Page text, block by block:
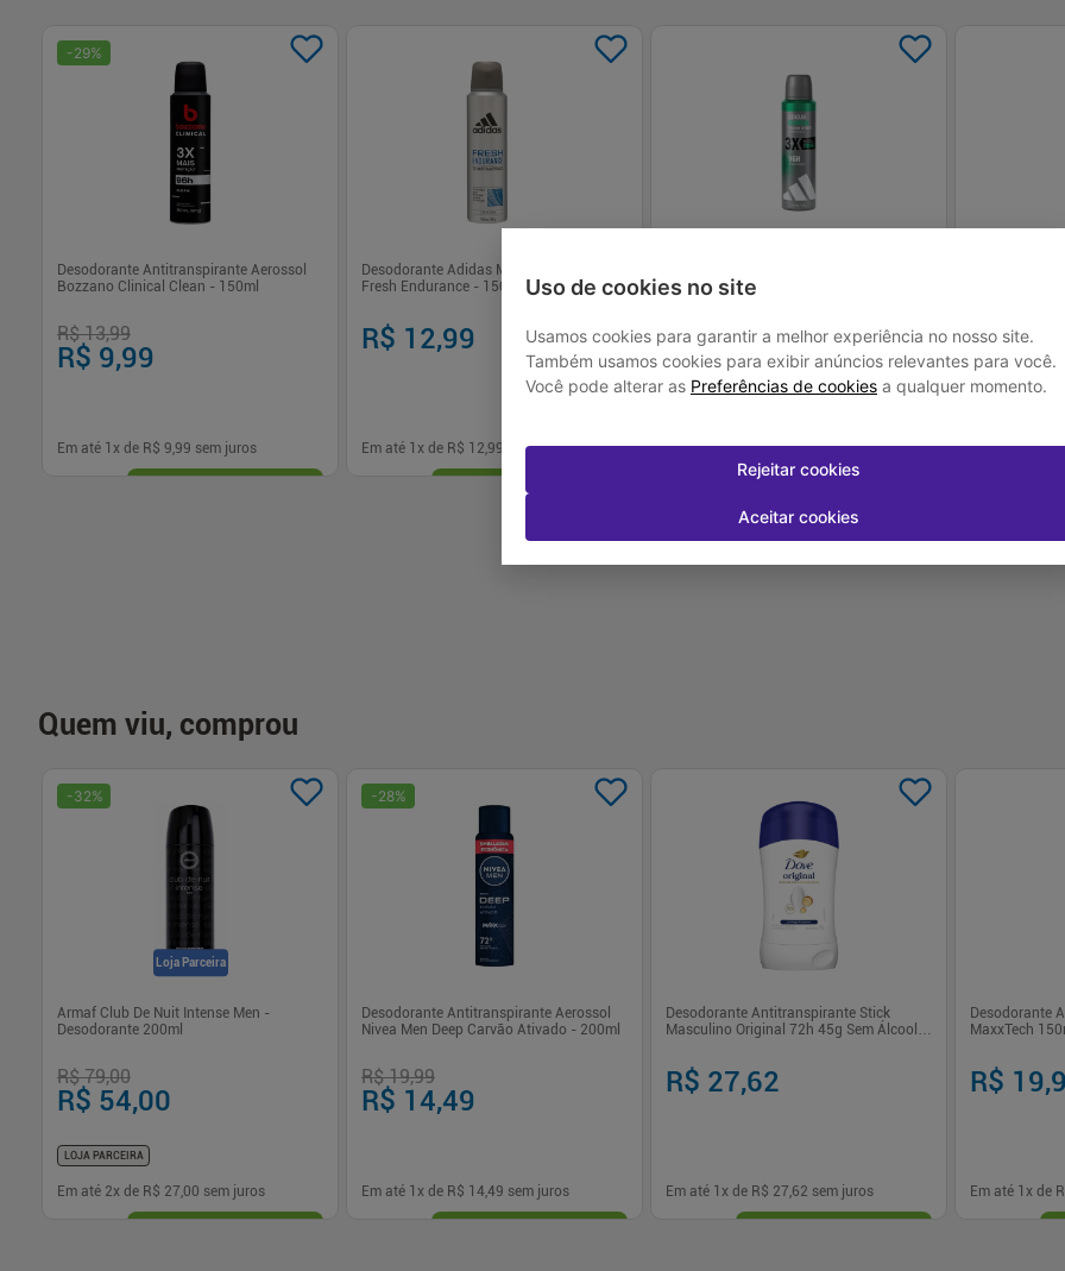
Uso de cookies no site
Usamos cookies para garantir a melhor experiência no nosso site.
Também usamos cookies para exibir anúncios relevantes para você.
Você pode alterar as Preferências de cookies a qualquer momento.
Rejeitar cookies
Aceitar cookies
-29%
Desodorante Antitranspirante Aerossol
Bozzano Clinical Clean - 150ml
R$ 13,99
R$ 9,99
Em até 1 x de R$ 9,99 sem juros
Desodorante Adidas Masculino Aerossol
Fresh Endurance - 150ml
R$ 12,99
Em até 1 x de R$ 12,99 sem juros
Comprar
Fresh Adidas Clinical Friction Defense -
R$ 18,99
Em até1x de R$ 18,99sem juros
Desodorante
Spice
R$
Em até1x de
Quem viu, comprou
Loja Parceira
-32%
Armaf Club De Nuit Intense Men -
Desodorante 200ml
R$ 79,00
R$ 54,00
LOJA PARCEIRA
Em até 2x de R$ 27,00 sem juros
-28%
Desodorante Antitranspirante Aerossol
Nivea Men Deep Carvão Ativado - 200ml
R$ 19,99
R$ 14,49
Em até 1 x de R$ 14,49 sem juros
Desodorante Antitranspirante Stick
Masculino Original 72h 45g Sem Álcool
R$ 27,62
Em até 1 x de R$ 27,62 sem juros
Desodorante
MaxxTech
R$
Em até 1 x de